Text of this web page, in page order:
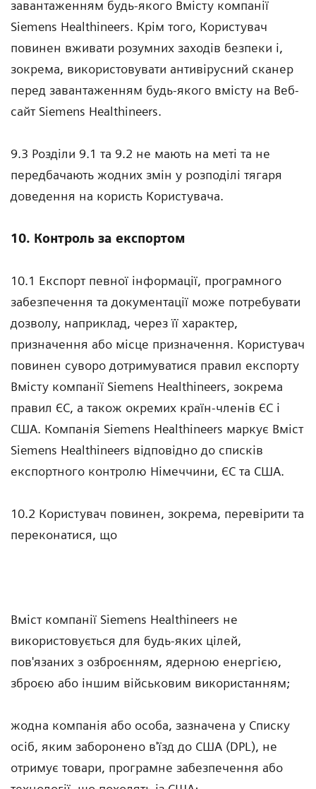
завантаженням будь-якого Вмісту компанії
Siemens Healthineers. Крім того, Користувач
повинен вживати розумних заходів безпеки і,
зокрема, використовувати антивірусний сканер
перед завантаженням будь-якого вмісту на Веб-
сайт Siemens Healthineers.
9.3 Розділи 9.1 та 9.2 не мають на меті та не
передбачають жодних змін у розподілі тягаря
доведення на користь Користувача.
10. Контроль за експортом
10.1 Експорт певної інформації, програмного
забезпечення та документації може потребувати
дозволу, наприклад, через її характер,
призначення або місце призначення. Користувач
повинен суворо дотримуватися правил експорту
Вмісту компанії Siemens Healthineers, зокрема
правил ЄС, а також окремих країн-членів ЄС і
США. Компанія Siemens Healthineers маркує Вміст
Siemens Healthineers відповідно до списків
експортного контролю Німеччини, ЄС та США.
10.2 Користувач повинен, зокрема, перевірити та
переконатися, що
Вміст компанії Siemens Healthineers не
використовується для будь-яких цілей,
пов'язаних з озброєнням, ядерною енергією,
зброєю або іншим військовим використанням;
жодна компанія або особа, зазначена у Списку
осіб, яким заборонено в'їзд до США (DPL), не
отримує товари, програмне забезпечення або